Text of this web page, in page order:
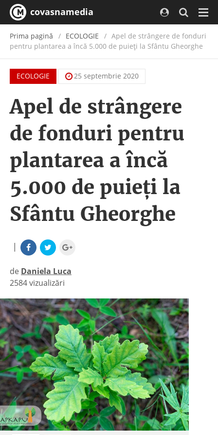
covasnamedia
Prima pagină ECOLOGIE
Apel de strângere de fonduri
pentru plantarea a încă 5.000 de puieți la Sfântu Gheorghe
ECOLOGIE 25 septembrie 2020
Apel de strângere
de fonduri pentru
plantarea a încă
5.000 de puieți la
Sfântu Gheorghe
|
de Daniela Luca
|
2584 vizualizări